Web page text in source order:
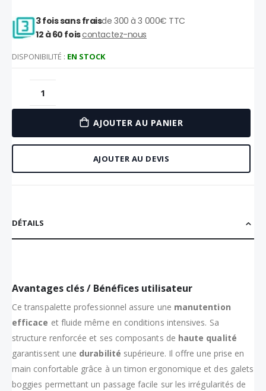
3 fois sans fraisde 300 à 3 000€ TTC
12 à 60 foiscontactez-nous
DISPONIBILITÉ : EN STOCK
AJOUTER AU PANIER
AJOUTER AU DEVIS
DÉTAILS
Avantages clés / Bénéfices utilisateur
Ce transpalette professionnel assure une manutention
efficace et fluide même en conditions intensives. Sa
structure renforcée et ses composants de haute qualité
garantissent une durabilité supérieure. Il offre une prise en
main confortable grâce à un timon ergonomique et des galets
boggies permettant un passage facile sur les irrégularités de